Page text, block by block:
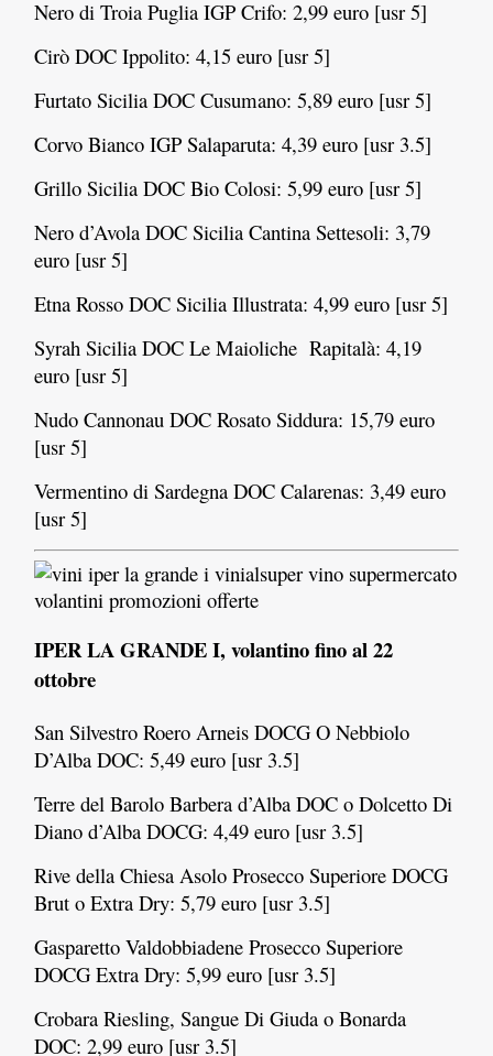
Nero di Troia Puglia IGP Crifo: 2,99 euro [usr 5]
Cirò DOC Ippolito: 4,15 euro [usr 5]
Furtato Sicilia DOC Cusumano: 5,89 euro [usr 5]
Corvo Bianco IGP Salaparuta: 4,39 euro [usr 3.5]
Grillo Sicilia DOC Bio Colosi: 5,99 euro [usr 5]
Nero d’Avola DOC Sicilia Cantina Settesoli: 3,79
euro [usr 5]
Etna Rosso DOC Sicilia Illustrata: 4,99 euro [usr 5]
Syrah Sicilia DOC Le Maioliche Rapitalà: 4,19
euro [usr 5]
Nudo Cannonau DOC Rosato Siddura: 15,79 euro
[usr 5]
Vermentino di Sardegna DOC Calarenas: 3,49 euro
[usr 5]
IPER LA GRANDE I, volantino fino al 22
ottobre
San Silvestro Roero Arneis DOCG O Nebbiolo
D’Alba DOC: 5,49 euro [usr 3.5]
Terre del Barolo Barbera d’Alba DOC o Dolcetto Di
Diano d’Alba DOCG: 4,49 euro [usr 3.5]
Rive della Chiesa Asolo Prosecco Superiore DOCG
Brut o Extra Dry: 5,79 euro [usr 3.5]
Gasparetto Valdobbiadene Prosecco Superiore
DOCG Extra Dry: 5,99 euro [usr 3.5]
Crobara Riesling, Sangue Di Giuda o Bonarda
DOC: 2,99 euro [usr 3.5]